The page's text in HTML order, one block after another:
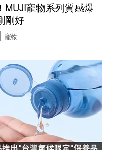
寵物系列質感爆
剛好
寵物